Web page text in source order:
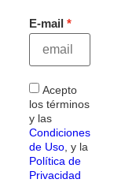
E-mail
Acepto
los términos
y las
Condiciones
de Uso, y la
Política de
Privacidad